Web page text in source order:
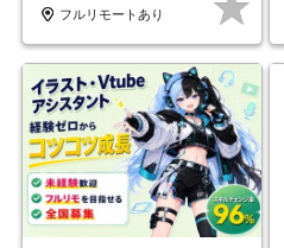
フルリモートあり